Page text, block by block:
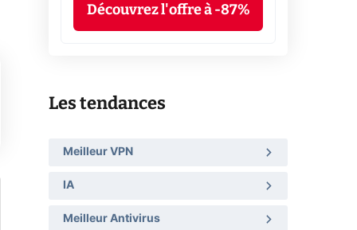
Découvrez l'offre à -87%
Les tendances
Meilleur VPN
IA
Meilleur Antivirus